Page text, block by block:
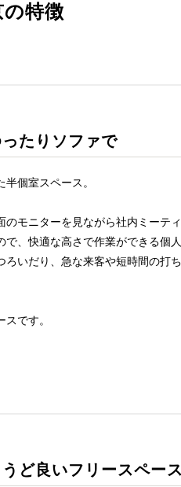
特徴
たりソファで
個室スペース。
モニターを見ながら社内ミーテ
、快適な高さで作業ができる個
ろいだり、急な来客や短時間の打
です。
ど良いフリースペース